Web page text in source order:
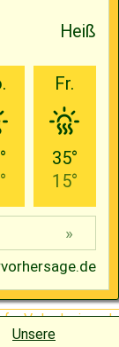
e.V.| designed
Unsere